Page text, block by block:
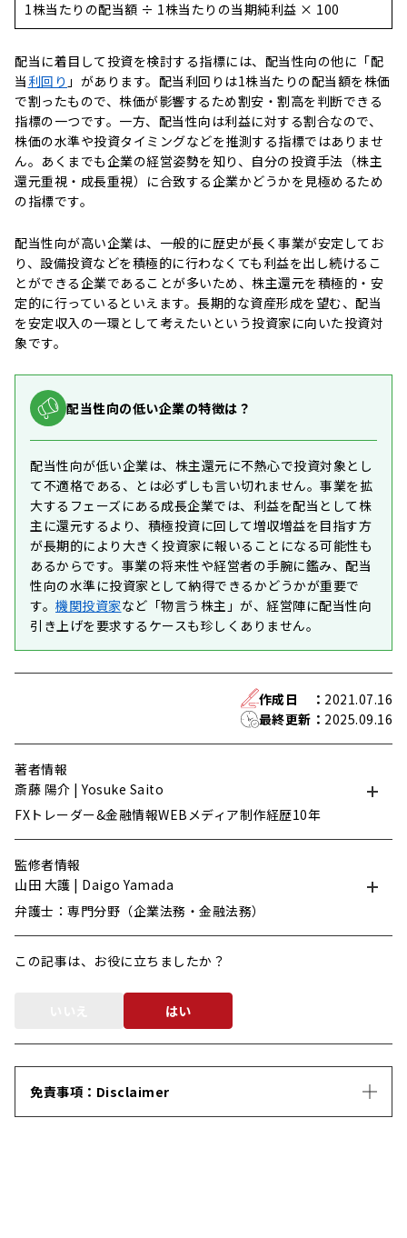
1株当たりの配当額 ÷ 1株当たりの当期純利益 × 100
配当に着目して投資を検討する指標には、配当性向の他に「配
当利回り 」があります。配当利回りは1株当たりの配当額を株価
で割ったもので、株価が影響するため割安・割高を判断できる
指標の一つです。一方、配当性向は利益に対する割合なので、
株価の水準や投資タイミングなどを推測する指標ではありませ
ん。あくまでも企業の経営姿勢を知り、自分の投資手法（株主
還元重視・成長重視）に合致する企業かどうかを見極めるため
の指標です。
配当性向が高い企業は、一般的に歴史が長く事業が安定してお
り、設備投資などを積極的に行わなくても利益を出し続けるこ
とができる企業であることが多いため、株主還元を積極的・安
定的に行っているといえます。長期的な資産形成を望む、配当
を安定収入の一環として考えたいという投資家に向いた投資対
象です。
配当性向の低い企業の特徴は？
配当性向が低い企業は、株主還元に不熱心で投資対象とし
て不適格である、とは必ずしも言い切れません。事業を拡
大するフェーズにある成長企業では、利益を配当として株
主に還元するより、積極投資に回して増収増益を目指す方
が長期的により大きく投資家に報いることになる可能性も
あるからです。事業の将来性や経営者の手腕に鑑み、配当
性向の水準に投資家として納得できるかどうかが重要で
す。 機関投資家など「物言う株主」が、経営陣に配当性向
引き上げを要求するケースも珍しくありません。
作成日 ： 2021.07.16
最終更新 ： 2025.09.16
著者情報
斎藤 陽介 | Yosuke Saito
FXトレーダー&金融情報WEBメディア制作経歴10年
監修者情報
山田 大護 | Daigo Yamada
弁護士：専門分野（企業法務・金融法務）
この記事は、お役に立ちましたか？
はい
免責事項：Disclaimer